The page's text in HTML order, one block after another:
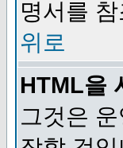
명서를
위로
HTML을
그것은